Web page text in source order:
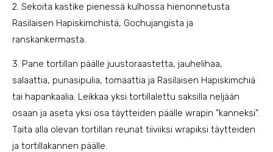
2. Sekoita kastike pienessä kulhossa hienonnetusta
Rasilaisen Hapiskimchistä, Gochujangista ja
ranskankermasta.
3. Pane tortillan päälle juustoraastetta, jauhelihaa,
salaattia, punasipulia, tomaattia ja Rasilaisen Hapiskimchiä
tai hapankaalia. Leikkaa yksi tortillalettu saksilla neljään
osaan ja aseta yksi osa täytteiden päälle wrapin ”kanneksi”.
Taita alla olevan tortillan reunat tiiviiksi wrapiksi täytteiden
ja tortillakannen päälle.